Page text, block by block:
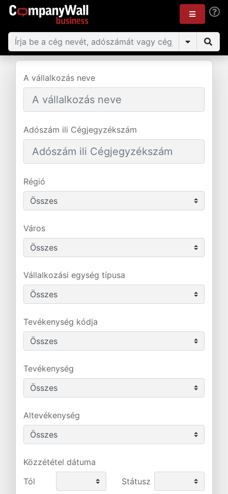
A vállalkozás neve
Adószám ili Cégjegyzékszám
Régió
Város
Vállalkozási egység típusa
Tevékenység kódja
Tevékenység
Altevékenység
Közzététel dátuma
Tól
Státusz